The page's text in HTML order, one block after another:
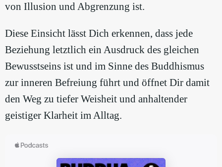
von Illusion und Abgrenzung ist.
Diese Einsicht lässt Dich erkennen, dass jede
Beziehung letztlich ein Ausdruck des gleichen
Bewusstseins ist und im Sinne des Buddhismus
zur inneren Befreiung führt und öffnet Dir damit
den Weg zu tiefer Weisheit und anhaltender
geistiger Klarheit im Alltag.